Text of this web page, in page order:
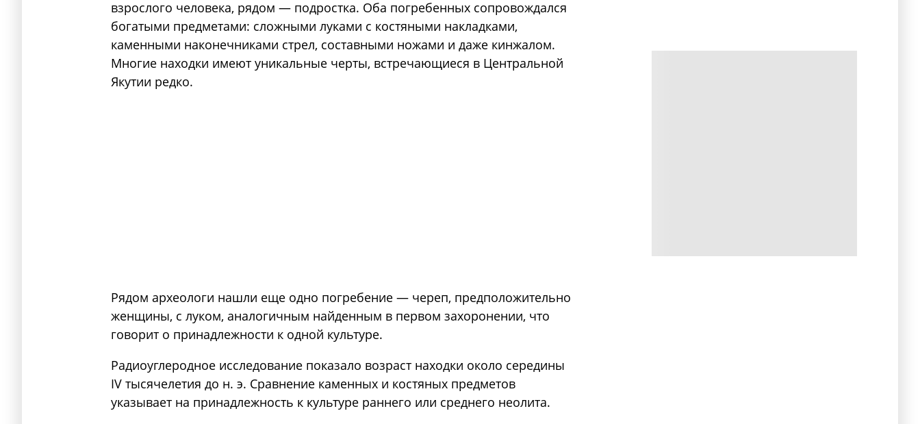
взрослого человека, рядом — подростка. Оба погребенных сопровождался
богатыми предметами: сложными луками с костяными накладками,
каменными наконечниками стрел, составными ножами и даже кинжалом.
Многие находки имеют уникальные черты, встречающиеся в Центральной
Якутии редко.
Рядом археологи нашли еще одно погребение — череп, предположительно
женщины, с луком, аналогичным найденным в первом захоронении, что
говорит о принадлежности к одной культуре.
Радиоуглеродное исследование показало возраст находки около середины
IV тысячелетия до н. э. Сравнение каменных и костяных предметов
указывает на принадлежность к культуре раннего или среднего неолита.